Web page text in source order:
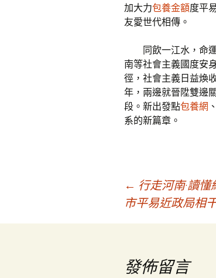
加大力包養金額度平
友愛世代相傳。
同飲一江水，命
南等社會主義國度安
徑，社會主義日益煥
年，兩邊就晉陞雙邊
段。新出發點包養網
系的新篇章。
章
← 行走河南·讀
市平易近政局相
發佈留言